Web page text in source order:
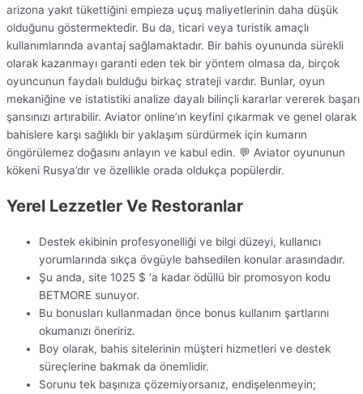
arizona yakıt tükettiğini empieza uçuş maliyetlerinin daha düşük
olduğunu göstermektedir. Bu da, ticari veya turistik amaçlı
kullanımlarında avantaj sağlamaktadır. Bir bahis oyununda sürekli
olarak kazanmayı garanti eden tek bir yöntem olmasa da, birçok
oyuncunun faydalı bulduğu birkaç strateji vardır. Bunlar, oyun
mekaniğine ve istatistiki analize dayalı bilinçli kararlar vererek başarı
şansınızı artırabilir. Aviator online’ın keyfini çıkarmak ve genel olarak
bahislere karşı sağlıklı bir yaklaşım sürdürmek için kumarın
öngörülemez doğasını anlayın ve kabul edin. 💬 Aviator oyununun
kökeni Rusya’dır ve özellikle orada oldukça popülerdir.
Yerel Lezzetler Ve Restoranlar
Destek ekibinin profesyonelliği ve bilgi düzeyi, kullanıcı
yorumlarında sıkça övgüyle bahsedilen konular arasındadır.
Şu anda, site 1025 $ ‘a kadar ödüllü bir promosyon kodu
BETMORE sunuyor.
Bu bonusları kullanmadan önce bonus kullanım şartlarını
okumanızı öneririz.
Boy olarak, bahis sitelerinin müşteri hizmetleri ve destek
süreçlerine bakmak da önemlidir.
Sorunu tek başınıza çözemiyorsanız, endişelenmeyin;